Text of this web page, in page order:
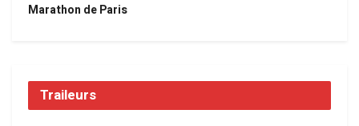
Marathon de Paris
Traileurs